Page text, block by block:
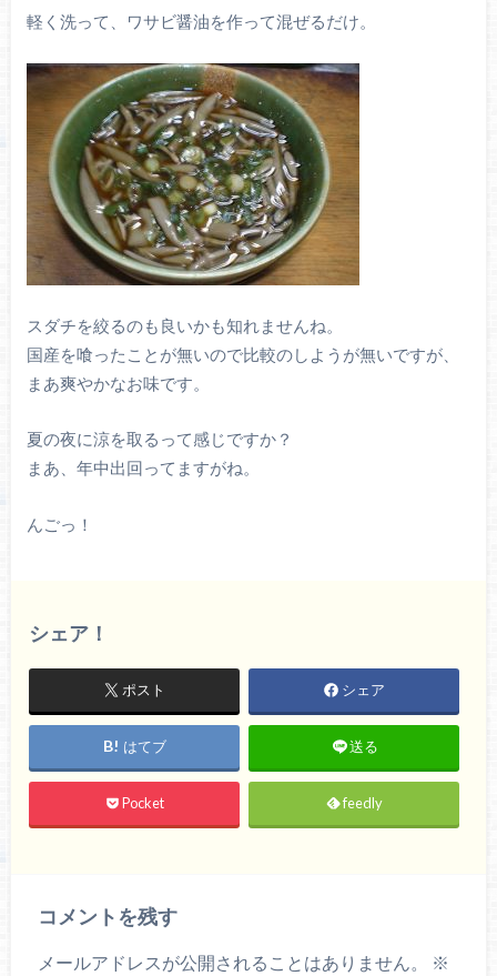
軽く洗って、ワサビ醤油を作って混ぜるだけ。
スダチを絞るのも良いかも知れませんね。
国産を喰ったことが無いので比較のしようが無いですが、
まあ爽やかなお味です。
夏の夜に涼を取るって感じですか？
まあ、年中出回ってますがね。
んごっ！
シェア！
ポスト シェア
はてブ 送る
Pocket feedly
コメントを残す
メールアドレスが公開されることはありません。
※